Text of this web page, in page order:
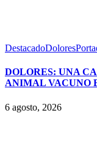
DestacadoDolores
DOLORES: UNA
ANIMAL VACUNO
6 agosto, 2026